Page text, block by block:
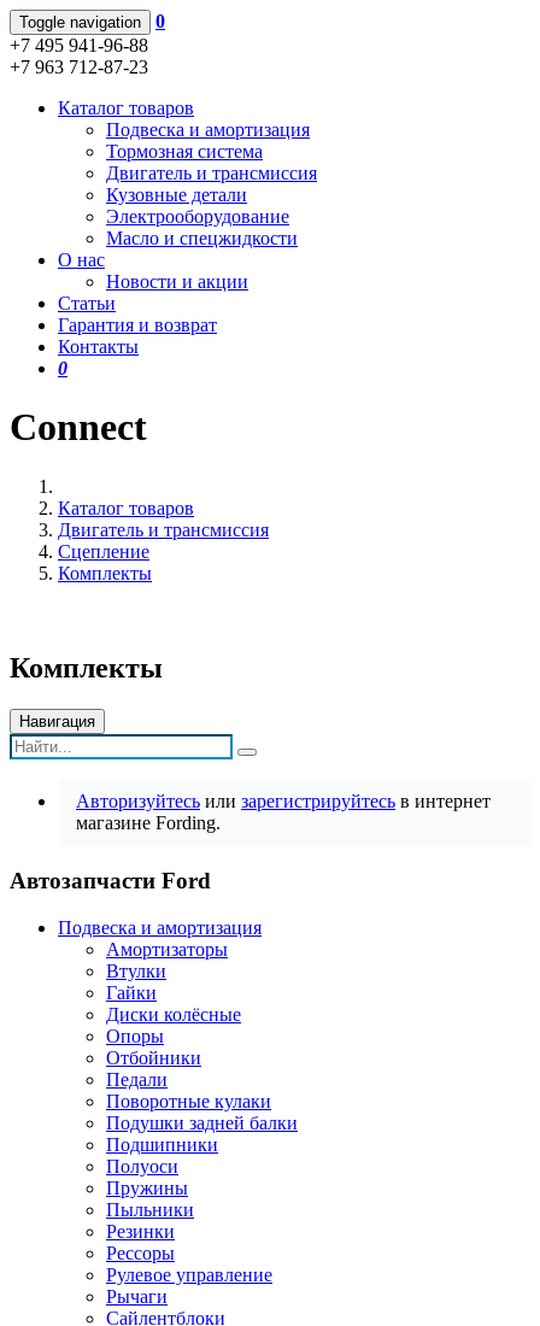
Toggle navigation
0
+7 495 941-96-88
+7 963 712-87-23
Каталог товаров
Подвеска и амортизация
Тормозная система
Двигатель и трансмиссия
Кузовные детали
Электрооборудование
Масло и спецжидкости
О нас
Новости и акции
Статьи
Гарантия и возврат
Контакты
0
Connect
Каталог товаров
Двигатель и трансмиссия
Сцепление
Комплекты
Комплекты
Навигация
Авторизуйтесь или зарегистрируйтесь в интернет
магазине Fording.
Автозапчасти Ford
Подвеска и амортизация
Амортизаторы
Втулки
Гайки
Диски колёсные
Опоры
Отбойники
Педали
Поворотные кулаки
Подушки задней балки
Подшипники
Полуоси
Пружины
Пыльники
Резинки
Рессоры
Рулевое управление
Рычаги
Сайлентблоки